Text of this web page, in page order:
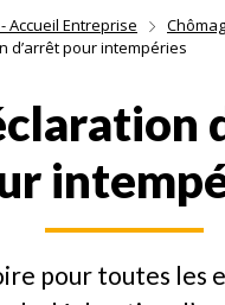
Accueil Entreprise
d’arrêt pour intempéries
pour toutes les